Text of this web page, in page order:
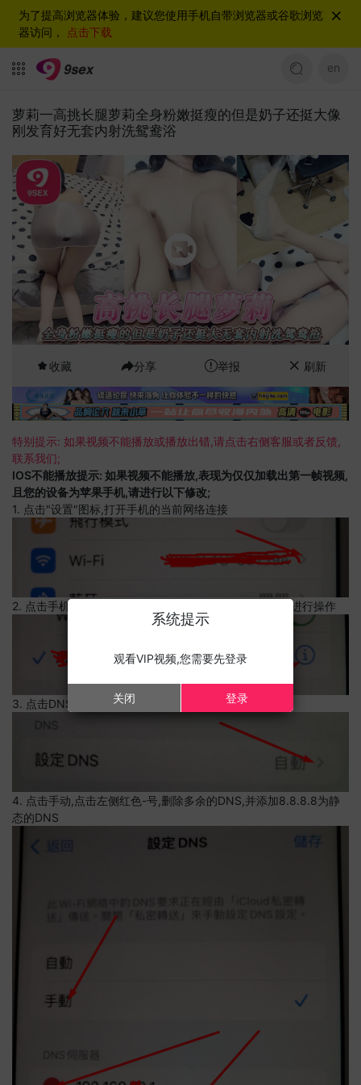
为了提高浏览器体验，建议您使用手机自带浏览器或谷歌浏览
器访问， 点击下载
en
萝莉一高挑长腿萝莉全身粉嫩挺瘦的但是奶子还挺大像
刚发育好无套内射洗鸳鸯浴
收藏 分享 举报 刷新
特别提示: 如果视频不能播放或播放出错,请点击右侧客服或者反馈,
联系我们;
IOS不能播放提示: 如果视频不能播放,表现为仅仅加载出第一帧视频,
且您的设备为苹果手机,请进行以下修改;
1. 点击"设置"图标,打开手机的当前网络连接
2. 点击手机的当前网络连接,上边有一个感叹号,点击可以进行操作
3. 点击DNS设置
4. 点击手动,点击左侧红色-号,删除多余的DNS,并添加8.8.8.8为静
态的DNS
系统提示
观看VIP视频,您需要先登录
关闭 登录